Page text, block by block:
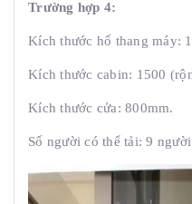
Trường hợp 4:
Kích thước hố thang máy:
Kích thước cabin: 1500
Kích thước cửa: 800mm.
Số người có thể tải: 9 người